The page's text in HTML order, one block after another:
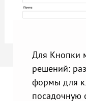
Для Кнопки
решений:
формы для
посадочную